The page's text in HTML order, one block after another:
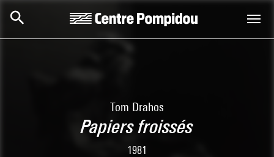
Tom Drahos
Papiers froissés
1981